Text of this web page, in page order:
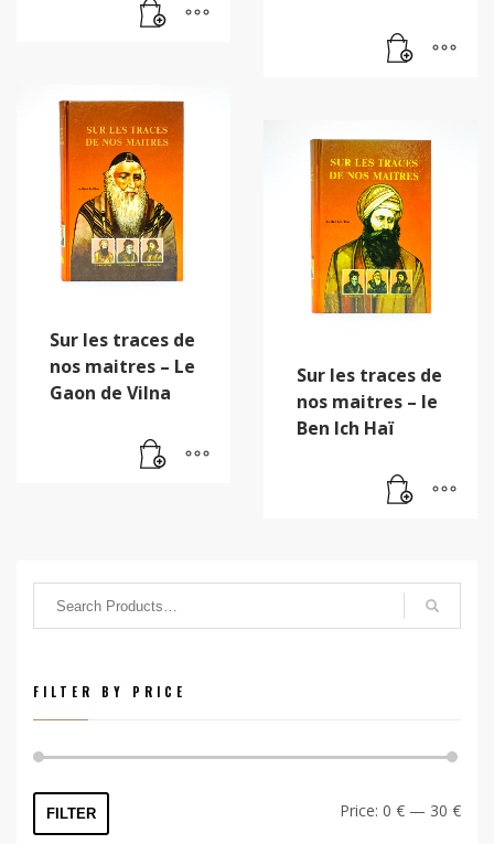
Sur les traces de
nos maitres – Le
Gaon de Vilna
Sur les traces de
nos maitres – le
Ben Ich Haï
FILTER BY PRICE
Min
Max
FILTER Price: 0 € — 30 €